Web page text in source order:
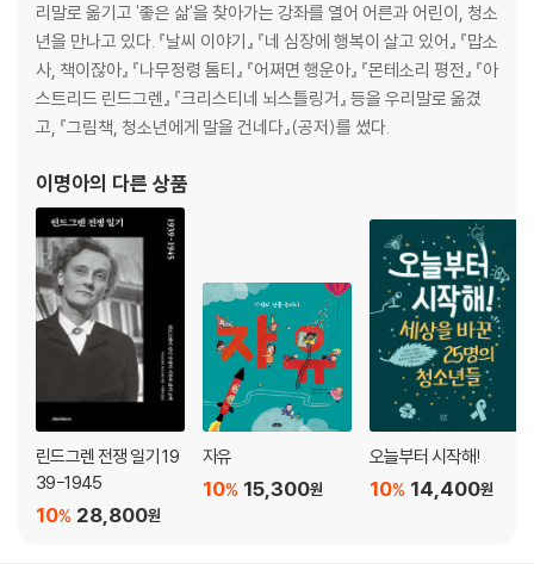
리말로 옮기고 '좋은 삶'을 찾아가는 강좌를 열어 어른과 어린이, 청소
년을 만나고 있다. 『날씨 이야기』 『네 심장에 행복이 살고 있어』 『맙소
사, 책이잖아』 『나무정령 톰티』 『어쩌면 행운아』 『몬테소리 평전』 『아
스트리드 린드그렌』 『크리스티네 뇌스틀링거』 등을 우리말로 옮겼
고, 『그림책, 청소년에게 말을 건네다』(공저)를 썼다.
이명아의 다른 상품
린드그렌 전쟁 일기 19
39-1945
28,800원
10%
자유
15,300원
10%
오늘부터 시작해!
14,400원
10%